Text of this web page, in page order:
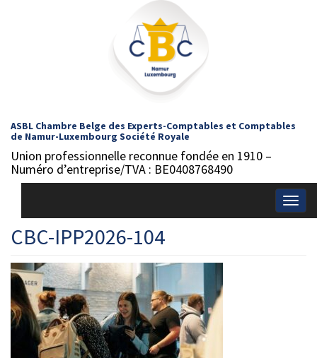
ASBL Chambre Belge des Experts-Comptables et Comptables
de Namur-Luxembourg Société Royale
Union professionnelle reconnue fondée en 1910 –
Numéro d’entreprise/TVA : BE0408768490
CBC-IPP2026-104